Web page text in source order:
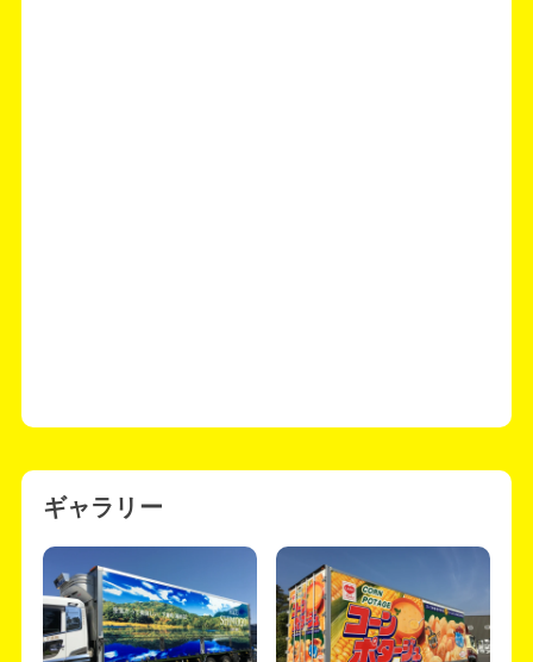
ギャラリー